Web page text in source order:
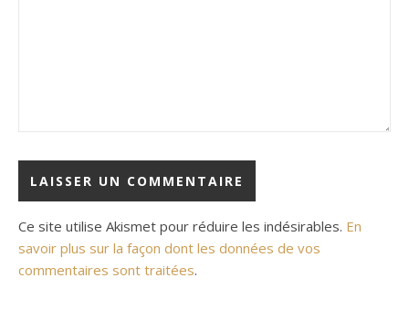
Ce site utilise Akismet pour réduire les indésirables. En
savoir plus sur la façon dont les données de vos
commentaires sont traitées.